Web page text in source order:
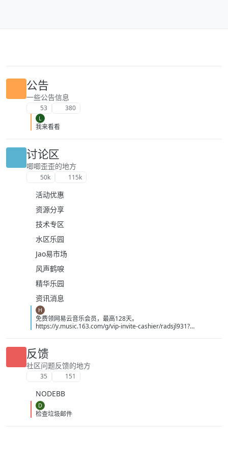
公告
一些公告信息
53 380
L
我来看看
讨论区
唧唧歪歪的地方
50k 115k
活动优惠
资源分享
技术专区
水区乐园
Jao易市场
风声鹤唳
精华乐园
资讯消息
H
免费领网易云音乐会员，最高128天。
https://y.music.163.com/g/vip-invite-cashier/radsjl931?
86&dlt=0846
反馈
社区问题反馈的地方
35 151
NODEBB
D
检查垃圾邮件